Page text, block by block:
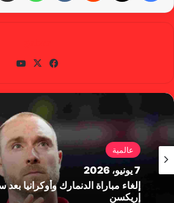
في
وك
X
عالمية
7 يونيو، 2026
إلغاء مباراة الدنمارك وأوكرانيا
إريكسن